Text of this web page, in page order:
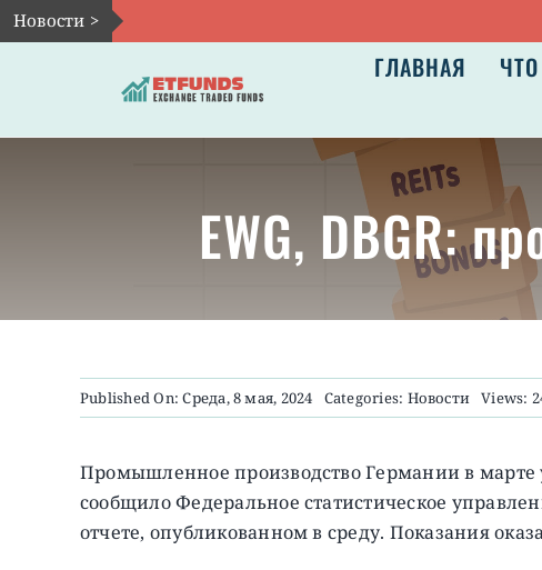
Skip
to
Новости >
ГЛАВНАЯ ЧТО
EWG, DBGR:
Published On: Среда, 8 мая, 2024 Categories: Новости Views:
Промышленное производство Германии в марте
сообщило Федеральное статистическое
отчете, опубликованном в среду. Показания